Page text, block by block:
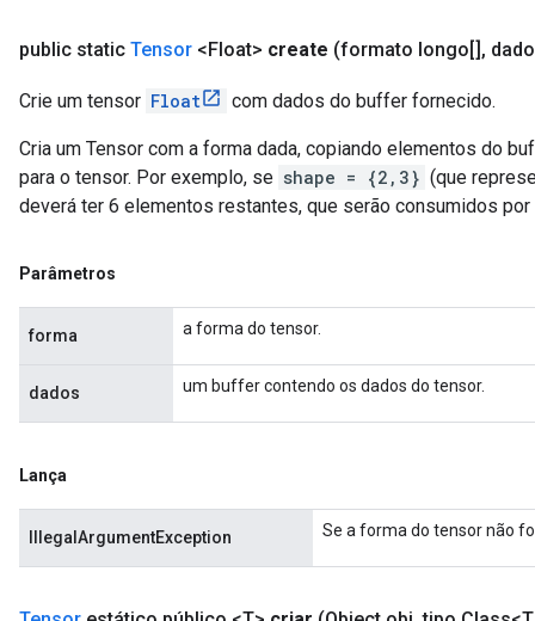
public static Tensor <Float> create (formato longo[] ,
Crie um tensor Float com dados do buffer fornecido.
Cria um Tensor com a forma dada, copiando elementos do
para o tensor. Por exemplo, se shape = {2,3} (que
deverá ter 6 elementos restantes, que serão consumidos
Parâmetros
forma a forma do tensor.
dados um buffer contendo os dados do tensor.
Lança
IllegalArgumentException Se a forma do tensor não